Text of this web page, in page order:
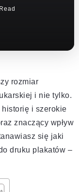
rozmiar
i nie tylko.
i szerokie
znaczący wpływ
się jaki
druku plakatów –